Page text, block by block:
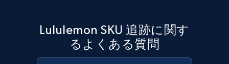
URL, Product id, Title, Product description,
Rating, Reviews count, Initial price, Discount,
Lululemon SKU 追跡に関す
るよくある質問